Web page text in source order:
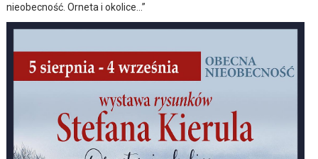
nieobecność. Orneta i okolice…”